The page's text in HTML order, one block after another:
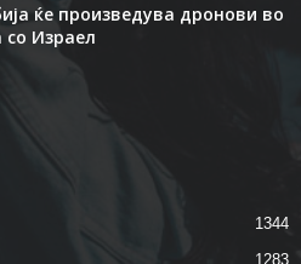
ќе произведува дронови во
со Израел
1344
1283